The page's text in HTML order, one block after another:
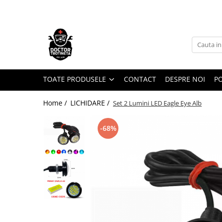
Toate Produsele
Piese de schimb
https://www.doctortrotineta.ro/electrica
Acceleratie
Acumulatori
TOATE PRODUSELE CONTACT DESPRE NOI
Home / LICHIDARE / Set 2 Lumini LED Eagle Eye Alb
-68%